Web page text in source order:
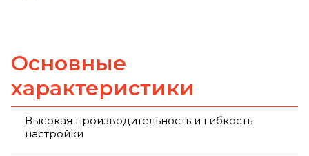
Основные
характеристики
Высокая производительность и гибкость
настройки